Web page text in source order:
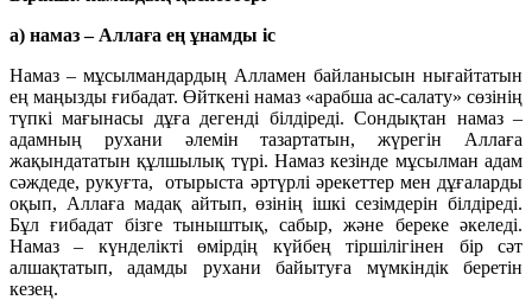
а) намаз – Аллаға ең ұнамды іс
Намаз – мұсылмандардың Алламен байланысын нығайтатын
ең маңызды ғибадат. Өйткені намаз «арабша ас-салату» сөзінің
түпкі мағынасы дұға дегенді білдіреді. Сондықтан намаз –
адамның рухани әлемін тазартатын, жүрегін Аллаға
жақындататын құлшылық түрі. Намаз кезінде мұсылман адам
сәждеде, рукуғта, отырыста әртүрлі әрекеттер мен дұғаларды
оқып, Аллаға мадақ айтып, өзінің ішкі сезімдерін білдіреді.
Бұл ғибадат бізге тыныштық, сабыр, және береке әкеледі.
Намаз – күнделікті өмірдің күйбең тіршілігінен бір сәт
алшақтатып, адамды рухани байытуға мүмкіндік беретін
кезең.